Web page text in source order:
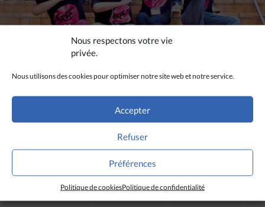
Nous respectons votre vie
privée.
Nous utilisons des cookies pour optimiser notre site web et notre service.
Accepter
Refuser
Préférences
Politique de cookiesPolitique de confidentialité
SINGAPOUR